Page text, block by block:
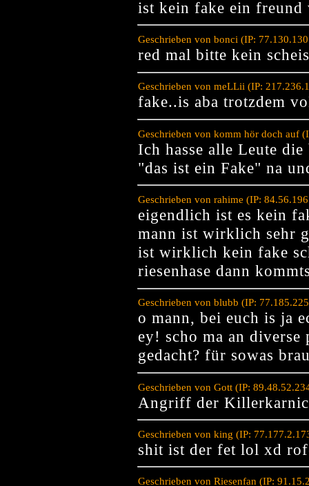
ist kein fake ein freund
Geschrieben von bonci (IP:
red mal bitte kein
Geschrieben von meLLii (IP:
fake..is aba trotzdem
Geschrieben von komm hör doch auf
Ich hasse alle Leute
"das ist ein Fake" na
Geschrieben von rahime (IP:
eigendlich ist es kein
mann ist wirklich sehr
ist wirklich kein fake
riesenhase dann
Geschrieben von blubb (IP:
o mann, bei euch is ja
ey! scho ma an
gedacht? für sowas
Geschrieben von Gott (IP:
Angriff der
Geschrieben von king (IP:
shit ist der fet lol xd
Geschrieben von Riesenfan (IP: